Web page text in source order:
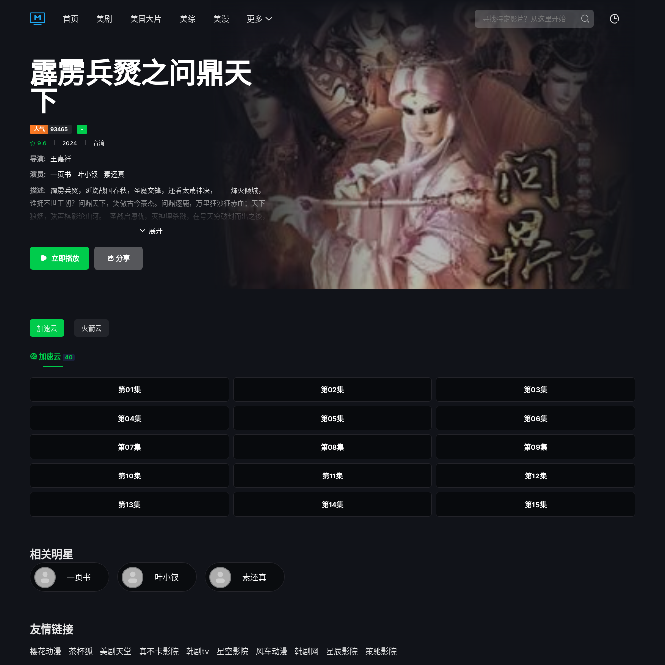
首页 美剧 美国大片 美综 美漫 更多 
霹雳兵燹之问鼎天
下
人气 93465 -
9.6 2024 台湾
导演:
王嘉祥
演员:
一页书 叶小钗
素还真
描述:
霹雳兵燹，延烧战国春秋，圣魔交锋，还看太荒神决， 烽火倾城，
谁拥不世王朝？问鼎天下，笑傲古今豪杰。问鼎逐鹿，万里狂沙征赤血；天下
狼烟，弦声棋影论山河。 圣战启恩仇，灭神埋杀戮，在号天穷破封而出之後，
末世圣传进入全新阶段，云鼓雷峰、逸踪、登道岸，曾经与战的三派势力，却
幻的错身机缘，鬼觉神知的真实身分，恩怨情仇错综复杂，刻划出依附在圣魔
争斗下的人性纠葛。 众相凡窟一行，在冥冥赌注之下，一页书顺利通过考
展开一段动汤乾坤的太荒神决。 来自异域的血脉，传承上一代所背负的种
种，在戢武王败亡之後，圣魔双子於各方关注下，展开属於自己的宿命，脉出
歧途上的两人，远眺天下局势，牵扯的命运，却在一双睿智的双目下，尽成盤
二字，所指为何？权势、仇恨、顶峰，在各方争夺的浑沌世局中，纷纷卷入一
往无回的不归途。 预知最精采後续，敬请期待霹雳国际多媒体二○一一年八
月十九日崭新钜献──【霹雳兵燹之问鼎天下】
 展开
立即播放 分享
加速云 火箭云
加速云 40
第01集 第02集 第03集
第04集 第05集 第06集
第07集 第08集 第09集
第10集 第11集 第12集
第13集 第14集 第15集
第19集
第22集
第28集 第29集
相关明星
一页书 叶小钗 素还真
友情链接
樱花动漫 茶杯狐 美剧天堂 真不卡影院 韩剧tv 星空影院 风车动漫 韩剧网 星辰影院 策驰影院